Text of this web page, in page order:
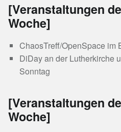
[Veranstaltungen
Woche]
ChaosTreff/OpenSpace im
DiDay an der Lutherkirche
Sonntag
[Veranstaltungen
Woche]